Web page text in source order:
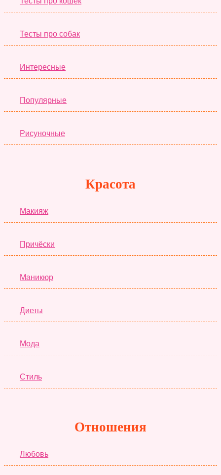
Тесты про собак
Интересные
Популярные
Рисуночные
Красота
Макияж
Причёски
Маникюр
Диеты
Мода
Стиль
Отношения
Любовь